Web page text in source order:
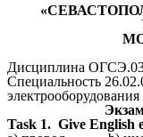
Дисциплина
Специальность
Task 1. Give English